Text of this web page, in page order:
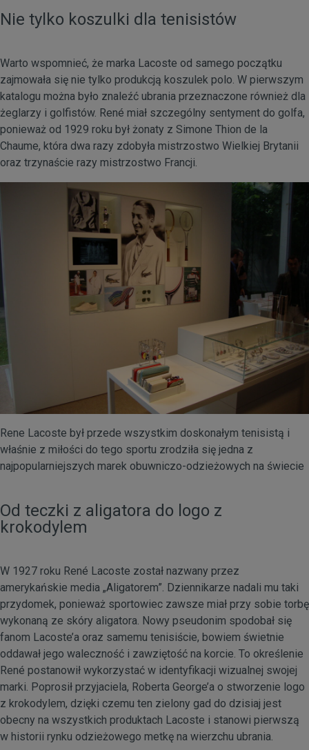
Nie tylko koszulki dla tenisistów
Warto wspomnieć, że marka Lacoste od samego początku
zajmowała się nie tylko produkcją koszulek polo. W pierwszym
katalogu można było znaleźć ubrania przeznaczone również dla
żeglarzy i golfistów. René miał szczególny sentyment do golfa,
ponieważ od 1929 roku był żonaty z Simone Thion de la
Chaume, która dwa razy zdobyła mistrzostwo Wielkiej Brytanii
oraz trzynaście razy mistrzostwo Francji.
Rene Lacoste był przede wszystkim doskonałym tenisistą i
właśnie z miłości do tego sportu zrodziła się jedna z
najpopularniejszych marek obuwniczo-odzieżowych na świecie
Od teczki z aligatora do logo z
krokodylem
W 1927 roku René Lacoste został nazwany przez
amerykańskie media „Aligatorem”. Dziennikarze nadali mu taki
przydomek, ponieważ sportowiec zawsze miał przy sobie torbę
wykonaną ze skóry aligatora. Nowy pseudonim spodobał się
fanom Lacoste’a oraz samemu tenisiście, bowiem świetnie
oddawał jego waleczność i zawziętość na korcie. To określenie
René postanowił wykorzystać w identyfikacji wizualnej swojej
marki. Poprosił przyjaciela, Roberta George’a o stworzenie logo
z krokodylem, dzięki czemu ten zielony gad do dzisiaj jest
obecny na wszystkich produktach Lacoste i stanowi pierwszą
w historii rynku odzieżowego metkę na wierzchu ubrania.